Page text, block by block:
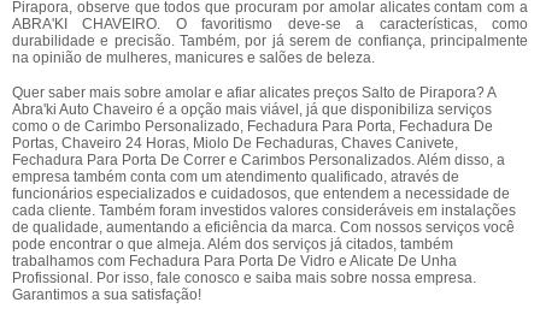
Pirapora, observe que todos que procuram por amolar alicates contam com a
ABRA'KI CHAVEIRO. O favoritismo deve-se a características, como
durabilidade e precisão. Também, por já serem de confiança, principalmente
na opinião de mulheres, manicures e salões de beleza.
Quer saber mais sobre amolar e afiar alicates preços Salto de Pirapora? A
Abra'ki Auto Chaveiro é a opção mais viável, já que disponibiliza serviços
como o de Carimbo Personalizado, Fechadura Para Porta, Fechadura De
Portas, Chaveiro 24 Horas, Miolo De Fechaduras, Chaves Canivete,
Fechadura Para Porta De Correr e Carimbos Personalizados. Além disso, a
empresa também conta com um atendimento qualificado, através de
funcionários especializados e cuidadosos, que entendem a necessidade de
cada cliente. Também foram investidos valores consideráveis em instalações
de qualidade, aumentando a eficiência da marca. Com nossos serviços você
pode encontrar o que almeja. Além dos serviços já citados, também
trabalhamos com Fechadura Para Porta De Vidro e Alicate De Unha
Profissional. Por isso, fale conosco e saiba mais sobre nossa empresa.
Garantimos a sua satisfação!